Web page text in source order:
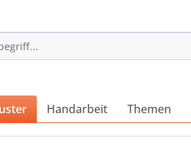
Handarbeit Themen